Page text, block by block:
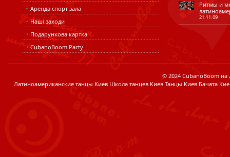
Аренда спорт зала
Наші заходи
Подарункова картка
CubanoBoom Party
Ритмы и
21.11.09
© 2024 CubanoBoom на
Латиноамериканские танцы Киев Школа танцев Киев Танцы Киев Бачата